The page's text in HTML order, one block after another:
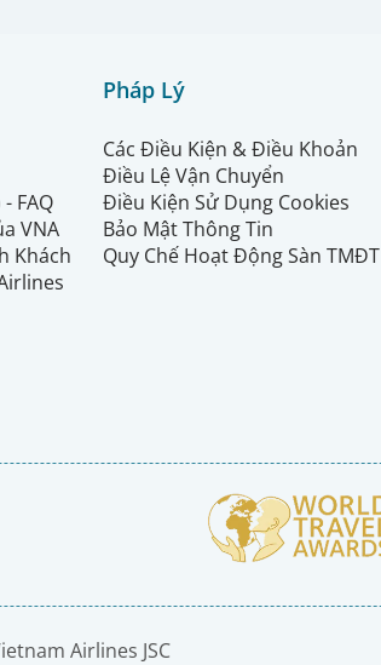
FAQ
VNA
Khách
Pháp Lý
Các Điều Kiện & Điều Khoản
Điều Lệ Vận Chuyển
Điều Kiện Sử Dụng Cookies
Bảo Mật Thông Tin
Quy Chế Hoạt Động Sàn TMĐT
Airlines JSC